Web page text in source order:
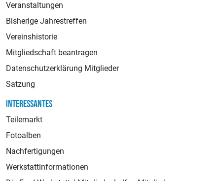
Veranstaltungen
Bisherige Jahrestreffen
Vereinshistorie
Mitgliedschaft beantragen
Datenschutzerklärung Mitglieder
Satzung
INTERESSANTES
Teilemarkt
Fotoalben
Nachfertigungen
Werkstattinformationen